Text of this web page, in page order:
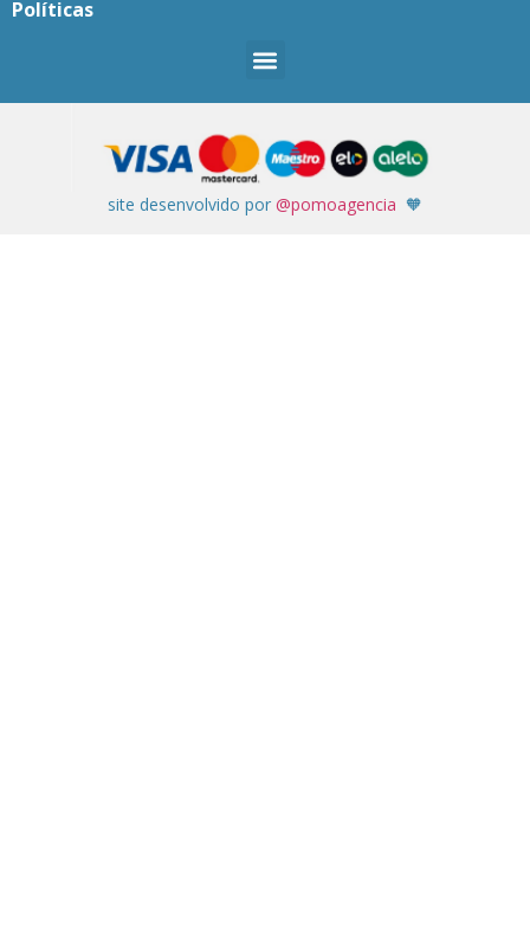
Políticas
site desenvolvido por @pomoagencia 🧡